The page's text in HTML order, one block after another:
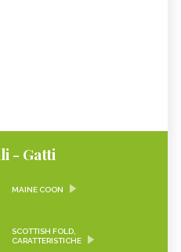
- Gatti
MAINE COON
SCOTTISH FOLD,
CARATTERISTICHE